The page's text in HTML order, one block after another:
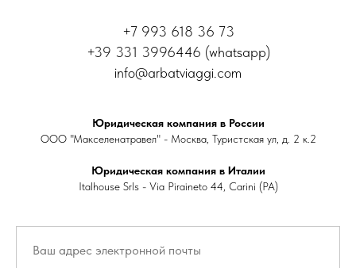
+7 993 618 36 73
+39 331 3996446 (whatsapp)
info@arbatviaggi.com
Юридическая компания в России
ООО "Макселенатравел" - Москва, Туристская ул, д. 2 к.2
Юридическая компания в Италии
Italhouse Srls - Via Piraineto 44, Carini (PA)